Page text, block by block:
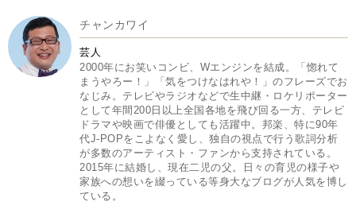
チャンカワイ
芸人
2000年にお笑いコンビ、Wエンジンを結成。「惚れて
まうやろー！」「気をつけなはれや！」のフレーズでお
なじみ。テレビやラジオなどで生中継・ロケリポーター
として年間200日以上全国各地を飛び回る一方、テレビ
ドラマや映画で俳優としても活躍中。邦楽、特に90年
代J-POPをこよなく愛し、独自の視点で行う歌詞分析
が多数のアーティスト・ファンから支持されている。
2015年に結婚し、現在二児の父。日々の育児の様子や
家族への想いを綴っている等身大なブログが人気を博し
ている。